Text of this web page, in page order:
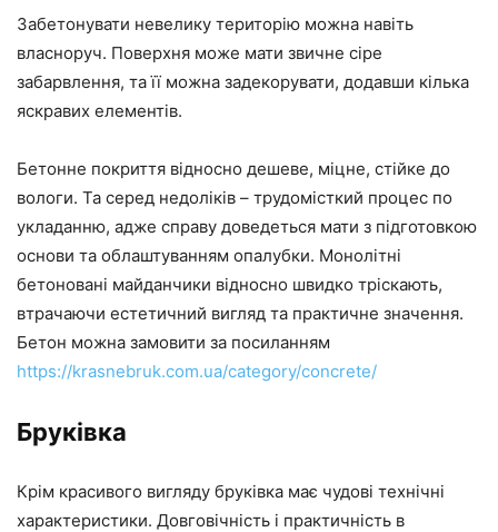
Забетонувати невелику територію можна навіть
власноруч. Поверхня може мати звичне сіре
забарвлення, та її можна задекорувати, додавши кілька
яскравих елементів.
Бетонне покриття відносно дешеве, міцне, стійке до
вологи. Та серед недоліків – трудомісткий процес по
укладанню, адже справу доведеться мати з підготовкою
основи та облаштуванням опалубки. Монолітні
бетоновані майданчики відносно швидко тріскають,
втрачаючи естетичний вигляд та практичне значення.
Бетон можна замовити за посиланням
https://krasnebruk.com.ua/category/concrete/
Бруківка
Крім красивого вигляду бруківка має чудові технічні
характеристики. Довговічність і практичність в